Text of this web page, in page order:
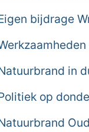
bijdrage
in
op